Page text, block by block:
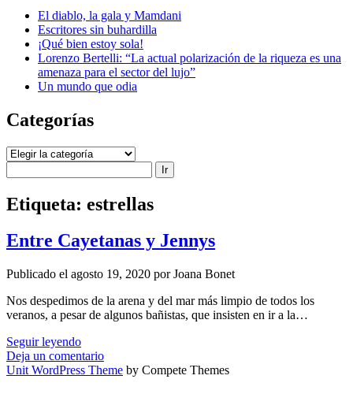
El diablo, la gala y Mamdani
Escritores sin buhardilla
¡Qué bien estoy sola!
Lorenzo Bertelli: “La actual polarización de la riqueza es una
amenaza para el sector del lujo”
Un mundo que odia
Categorías
Categorías
Etiqueta: estrellas
Entre Cayetanas y Jennys
Publicado el agosto 19, 2020 por Joana Bonet
Nos despedimos de la arena y del mar más limpio de todos los
veranos, a pesar de algunos bañistas, que insisten en ir a la…
Seguir leyendoEntre
Cayetanas
y
Deja un comentario
Unit WordPress Theme by Compete Themes